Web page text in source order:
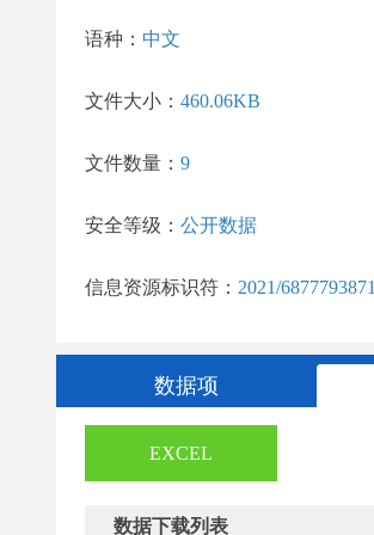
语种： 中文
文件大小： 460.06KB
文件数量： 9
安全等级： 公开数据
信息资源标识符： 2021/6877793871
数据项
EXCEL
数据下载列表